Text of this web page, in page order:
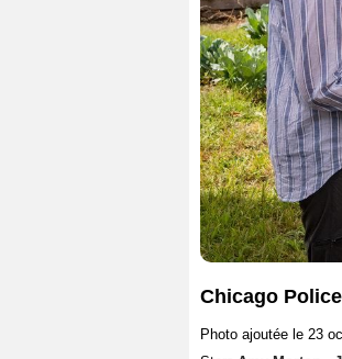
Chicago
Photo ajoutée le 23